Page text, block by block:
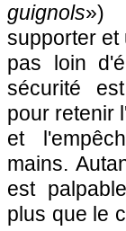
guignols»)
supporter et
pas loin
sécurité
pour retenir
et
mains.
est
plus que le